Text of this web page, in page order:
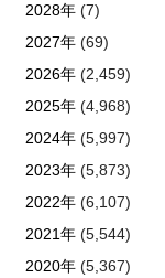
2028年(7)
2027年(69)
2026年(2,459)
2025年(4,968)
2024年(5,997)
2023年(5,873)
2022年(6,107)
2021年(5,544)
2020年(5,367)